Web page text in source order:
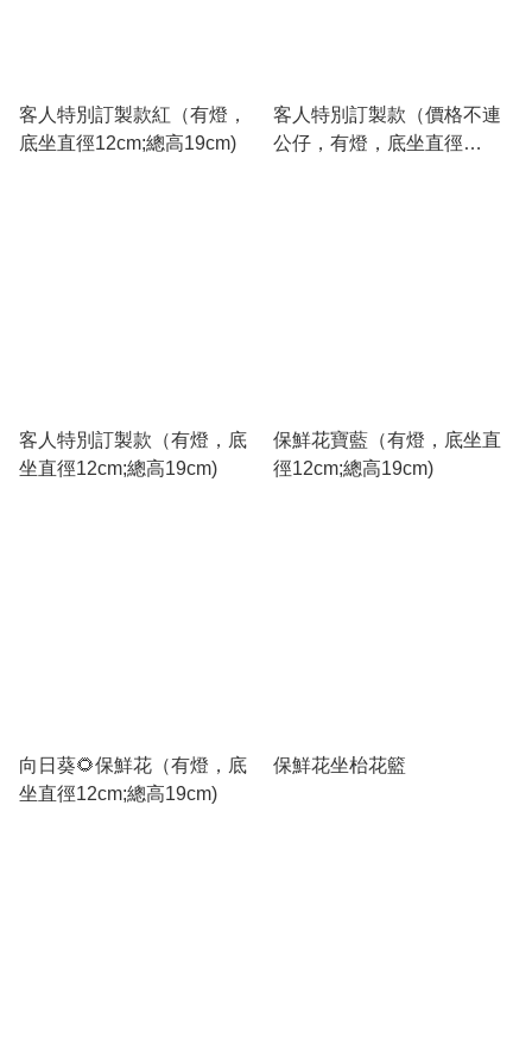
客人特別訂製款紅（有燈，
底坐直徑12cm;總高19cm)
客人特別訂製款（價格不連
公仔，有燈，底坐直徑
客人特別訂製款（有燈，底
坐直徑12cm;總高19cm)
保鮮花寶藍（有燈，底坐直
徑12cm;總高19cm)
向日葵🌻保鮮花（有燈，底
坐直徑12cm;總高19cm)
保鮮花坐枱花籃